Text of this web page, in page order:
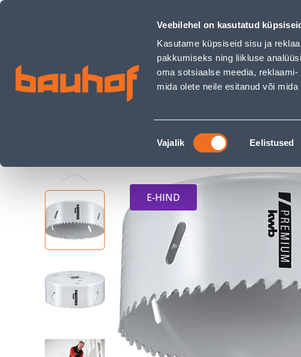
Veebilehel on kasutatud
Kasutame küpsiseid sisu ja
pakkumiseks ning liikluse
oma sotsiaalse meedia,
mida olete neile esitanud või
Nõusoleku
valik
Vajalik Eelistused
AUGUSAAG KWB HSS BI-METALL 114MM - Bauhof has loaded
TOOTED
Elektritööriistad ja rauakaubad
E-HIND